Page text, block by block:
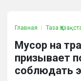
Главная Таза
Мусор на
призывает
соблюдать